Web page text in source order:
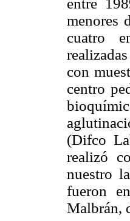
menores
cuatro
con
centro
(Difco
realizó
nuestro
fueron
Malbrán,